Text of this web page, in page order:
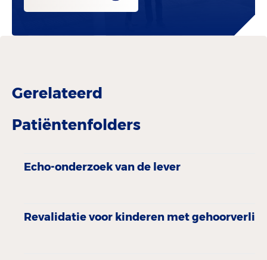
Gerelateerd
Patiëntenfolders
Echo-onderzoek van de lever
Revalidatie voor kinderen met gehoorverlies